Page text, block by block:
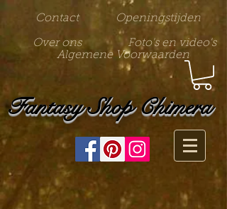
Contact Openingstijden
Over ons
Foto's en video's
Algemene Voorwaarden
Fantasy Shop Chimera